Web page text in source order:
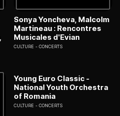
Sonya Yoncheva, Malcolm
Martineau : Rencontres
Musicales d'Evian
CULTURE CONCERTS
Young Euro Classic -
National Youth Orchestra
of Romania
CULTURE CONCERTS